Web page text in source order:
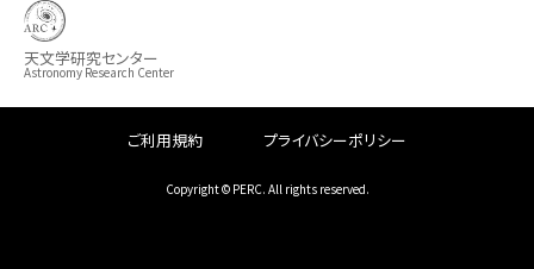
天文学研究センター
Astronomy Research Center
ご利用規約 プライバシーポリシー
Copyright © PERC. All rights reserved.